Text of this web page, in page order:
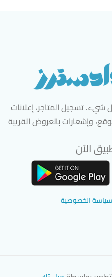
تسجيل المتاجر، إعلانات
وإشعارات بالعروض القريبة
الآن
سياسة الخصوصية